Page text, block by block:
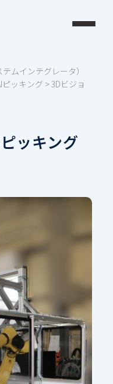
ムインテグレータ）
ピッキング >3Dビジョ
ッキング